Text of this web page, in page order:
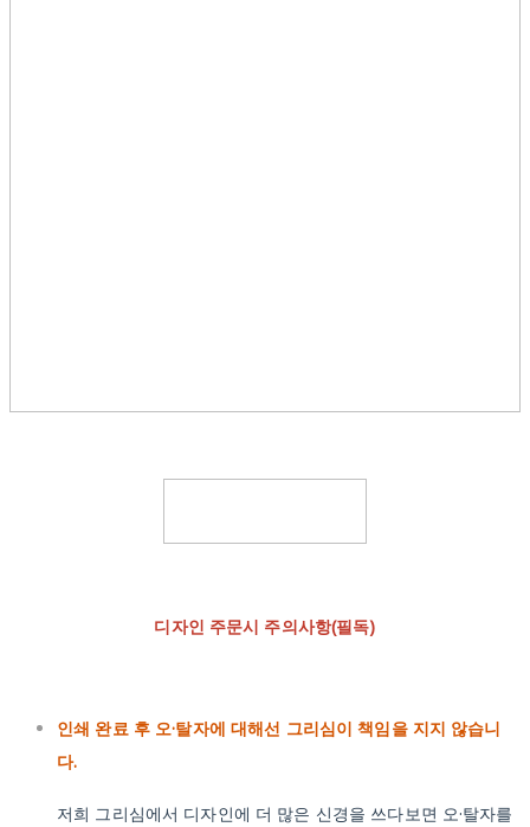
디자인 주문시 주의사항(필독)
인쇄 완료 후 오·탈자에 대해선 그리심이 책임을 지지 않습니
다.
저희 그리심에서 디자인에 더 많은 신경을 쓰다보면 오·탈자를